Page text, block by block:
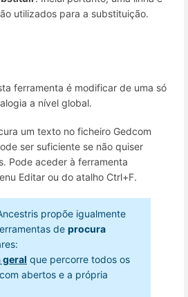
utilizados para a substituição.
ferramenta é modificar de uma só
a nível global.
um texto no ficheiro Gedcom
ser suficiente se não quiser
Pode aceder à ferramenta
Editar ou do atalho Ctrl+F.
propõe igualmente
de procura
geral que percorre todos os
abertos e a própria